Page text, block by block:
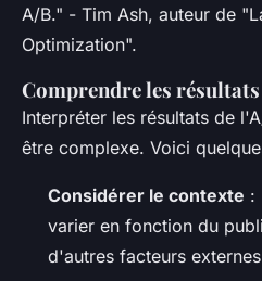
A/B." - Tim Ash, auteur de
Optimization".
Comprendre les résultats
Interpréter les résultats de
être complexe. Voici
Considérer le contexte :
varier en fonction du
d'autres facteurs